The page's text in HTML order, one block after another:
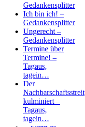
Gedankensplitter
Ich bin ich! –
Gedankensplitter
Ungerecht –
Gedankensplitter
Termine über
Termine! –
Tagaus,
tagein…
Der
Nachbarschaftsstreit
kulminiert –
Tagaus,
tagein…